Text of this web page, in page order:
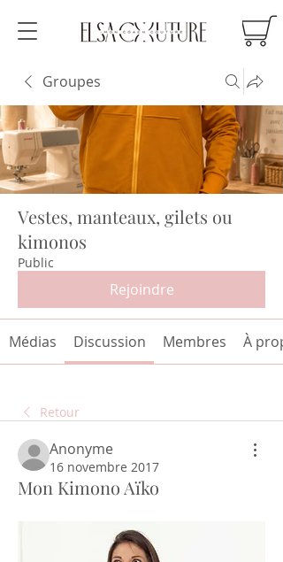
Groupes
Vestes, manteaux, gilets ou
kimonos
Public
Rejoindre
Médias Discussion Membres À
Retour
Anonyme
16 novembre 2017
Mon Kimono Aïko